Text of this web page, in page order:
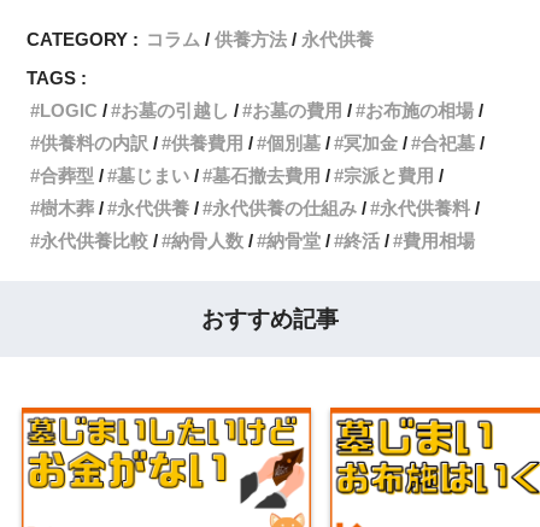
CATEGORY : コラム 供養方法
永代供養
TAGS :
LOGIC
お墓の引越し お墓の費用
お布施の相場
供養料の内訳
供養費用 個別墓 冥加金
合祀墓
合葬型
墓じまい 墓石撤去費用
宗派と費用
樹木葬
永代供養 永代供養の仕組み
永代供養料
永代供養比較
納骨人数 納骨堂 終活 費用相場
おすすめ記事